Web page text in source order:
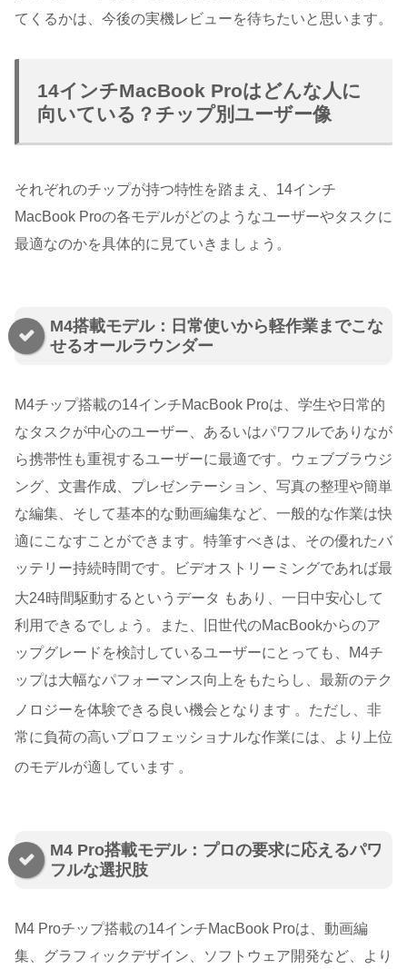
てくるかは、今後の実機レビューを待ちたいと思います。
14インチMacBook Proはどんな人に
向いている？チップ別ユーザー像
それぞれのチップが持つ特性を踏まえ、14インチ
MacBook Proの各モデルがどのようなユーザーやタスクに
最適なのかを具体的に見ていきましょう。
M4搭載モデル：日常使いから軽作業までこな
せるオールラウンダー
M4チップ搭載の14インチMacBook Proは、学生や日常的
なタスクが中心のユーザー、あるいはパワフルでありなが
ら携帯性も重視するユーザーに最適です。ウェブブラウジ
ング、文書作成、プレゼンテーション、写真の整理や簡単
な編集、そして基本的な動画編集など、一般的な作業は快
適にこなすことができます。特筆すべきは、その優れたバ
ッテリー持続時間です。ビデオストリーミングであれば最
大24時間駆動するというデータ もあり、一日中安心して
利用できるでしょう。また、旧世代のMacBookからのア
ップグレードを検討しているユーザーにとっても、M4チ
ップは大幅なパフォーマンス向上をもたらし、最新のテク
ノロジーを体験できる良い機会となります 。ただし、非
常に負荷の高いプロフェッショナルな作業には、より上位
のモデルが適しています 。
M4 Pro搭載モデル：プロの要求に応えるパワ
フルな選択肢
M4 Proチップ搭載の14インチMacBook Proは、動画編
集、グラフィックデザイン、ソフトウェア開発など、より